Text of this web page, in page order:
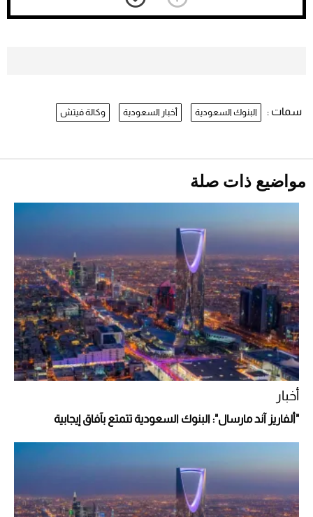
أغلى 10 عطور في العالم للرجال تمنحك فخامة
استثنائية
الحدود للزائر عبر أبشر
قبل ليلة النزال.. اكتمال وزن أبطال "The
Comeback" في جدة (فيديو)
2026-07-25
سمات : البنوك السعودية أخبار السعودية وكالة فيتش
مواضيع ذات صلة
أخبار
"ألفاريز آند مارسال": البنوك السعودية تتمتع بآفاق إيجابية